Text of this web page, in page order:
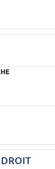
DROIT